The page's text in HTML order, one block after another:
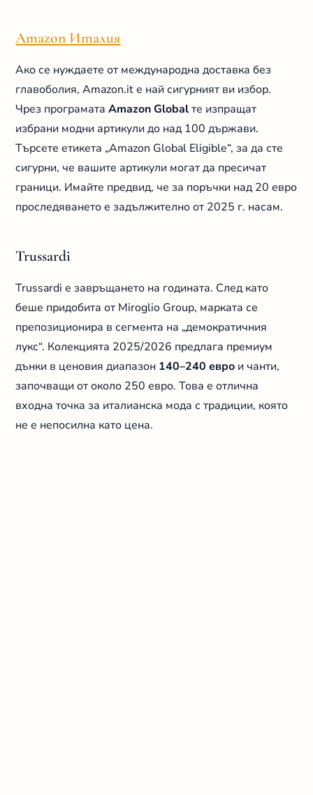
Amazon Италия
Ако се нуждаете от международна доставка без
главоболия, Amazon.it е най сигурният ви избор.
Чрез програматаAmazon Globalте изпращат
избрани модни артикули до над 100 държави.
Търсете етикета „Amazon Global Eligible“, за да сте
сигурни, че вашите артикули могат да пресичат
граници. Имайте предвид, че за поръчки над 20 евро
проследяването е задължително от 2025 г. насам.
Trussardi
Trussardi е завръщането на годината. След като
беше придобита от Miroglio Group, марката се
препозиционира в сегмента на „демократичния
лукс“. Колекцията 2025/2026 предлага премиум
дънки в ценовия диапазон 140–240 евро и чанти,
започващи от около 250 евро. Това е отлична
входна точка за италианска мода с традиции, която
не е непосилна като цена.